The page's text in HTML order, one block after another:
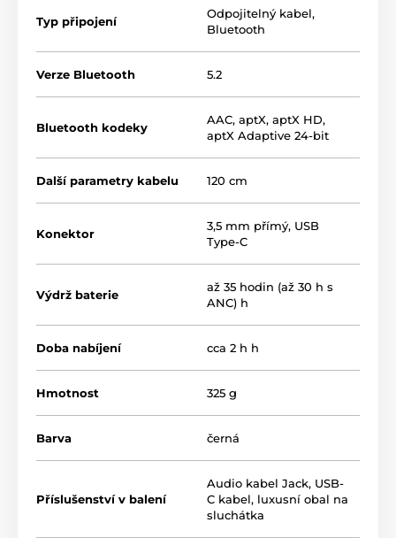
Membrány slúchadiel
sú vyrobené z kombinácie
papiera a drevených vlákien. Veľmi jemné a náhodne
usporiadané vlákna s premenlivou dĺžkou vytvárajú
výnimočne ľahkú a zároveň tuhú membránu, ktorá
zvuk plný detailov.
vkusu, nálady alebo počúvaného žánru.
Tiché miesto pre vaše
počúvanie
DALI iO-8 dokáže vyčarovať dokonale tiché miesto na
sústredené počúvanie aj uprostred hlučnej stanice
AANC(Audiophile Active Noise
Typ připojení
Odpojitelný kabel,
Bluetooth
Verze Bluetooth 5.2
Bluetooth kodeky
AAC, aptX, aptX HD,
aptX Adaptive 24-bit
Další parametry kabelu 120 cm
Konektor
3,5 mm přímý, USB
Type-C
Výdrž baterie
až 35 hodin (až 30 h s
ANC) h
Doba nabíjení cca 2 h h
Hmotnost 325 g
Barva černá
Příslušenství v balení
Audio kabel Jack, USB-
C kabel, luxusní obal na
sluchátka